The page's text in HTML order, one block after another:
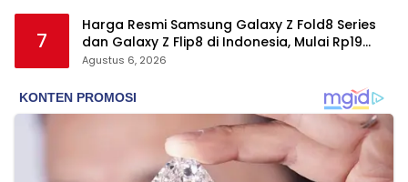
7
Harga Resmi Samsung Galaxy Z Fold8 Series
dan Galaxy Z Flip8 di Indonesia, Mulai Rp19
Jutaan
Agustus 6, 2026